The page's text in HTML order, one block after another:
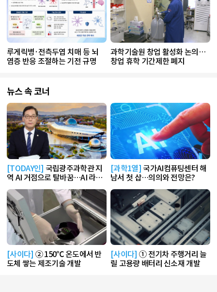
루게릭병·전측두엽 치매 등 뇌
염증 반응 조절하는 기전 규명
과학기술원 창업 활성화 논의…
창업 휴학 기간제한 폐지
뉴스 속 코너
[TODAY인] 국립광주과학관 지
역 AI 거점으로 탈바꿈…AI 라운
[과학1열] 국가AI컴퓨팅센터 해
남서 첫 삽…의의와 전망은?
[사이다] ② 150℃ 온도에서 반
도체 쌓는 제조기술 개발
[사이다] ① 전기차 주행거리 늘
릴 고용량 배터리 신소재 개발